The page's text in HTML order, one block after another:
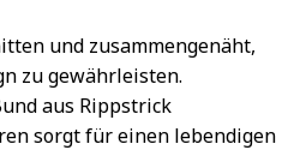
und zusammengenäht,
zu gewährleisten.
aus Rippstrick
sorgt für einen lebendigen